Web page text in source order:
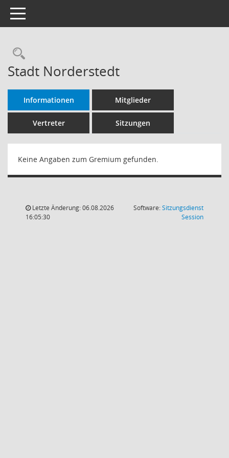
Toggle navigation
Rechercheauswahl
Stadt Norderstedt
Informationen Mitglieder
Vertreter Sitzungen
Keine Angaben zum Gremium gefunden.
Letzte Änderung: 06.08.2026
16:05:30
Software:Sitzungsdienst
Session(Wird in